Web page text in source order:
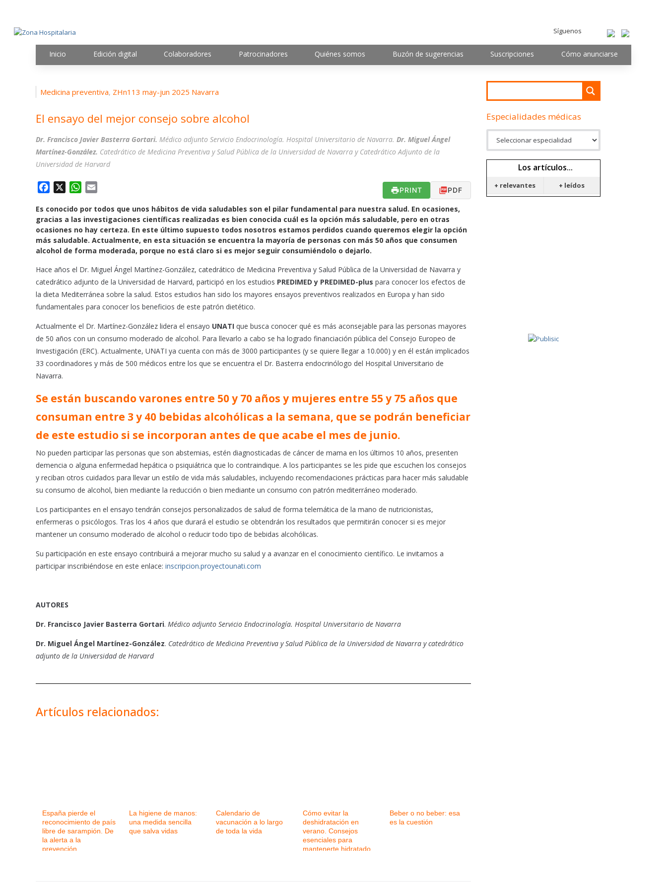
Síguenos
Inicio Edición digital Colaboradores Patrocinadores Quiénes somos Buzón de sugerencias Suscripciones Cómo anunciarse
Medicina preventiva, ZHn113 may-jun 2025 Navarra
El ensayo del mejor consejo sobre alcohol
Dr. Francisco Javier Basterra Gortari. Médico adjunto Servicio Endocrinología. Hospital Universitario de Navarra. Dr. Miguel Ángel
Martínez-González. Catedrático de Medicina Preventiva y Salud Pública de la Universidad de Navarra y Catedrático Adjunto de la
Universidad de Harvard
c
e
b
o
k
W
a
t
s
A
p
a
i
PRINT PDF
Es conocido por todos que unos hábitos de vida saludables son el pilar fundamental para nuestra salud. En ocasiones,
gracias a las investigaciones científicas realizadas es bien conocida cuál es la opción más saludable, pero en otras
ocasiones no hay certeza. En este último supuesto todos nosotros estamos perdidos cuando queremos elegir la opción
más saludable. Actualmente, en esta situación se encuentra la mayoría de personas con más 50 años que consumen
alcohol de forma moderada, porque no está claro si es mejor seguir consumiéndolo o dejarlo.
Hace años el Dr. Miguel Ángel Martínez-González, catedrático de Medicina Preventiva y Salud Pública de la Universidad de Navarra y
catedrático adjunto de la Universidad de Harvard, participó en los estudios PREDIMED y PREDIMED-plus para conocer los efectos de
la dieta Mediterránea sobre la salud. Estos estudios han sido los mayores ensayos preventivos realizados en Europa y han sido
fundamentales para conocer los beneficios de este patrón dietético.
Actualmente el Dr. Martínez-González lidera el ensayo UNATI que busca conocer qué es más aconsejable para las personas mayores
de 50 años con un consumo moderado de alcohol. Para llevarlo a cabo se ha logrado financiación pública del Consejo Europeo de
Investigación (ERC). Actualmente, UNATI ya cuenta con más de 3000 participantes (y se quiere llegar a 10.000) y en él están implicados
33 coordinadores y más de 500 médicos entre los que se encuentra el Dr. Basterra endocrinólogo del Hospital Universitario de
Navarra.
Se están buscando varones entre 50 y 70 años y mujeres entre 55 y 75 años que
consuman entre 3 y 40 bebidas alcohólicas a la semana, que se podrán beneficiar
de este estudio si se incorporan antes de que acabe el mes de junio.
No pueden participar las personas que son abstemias, estén diagnosticadas de cáncer de mama en los últimos 10 años, presenten
demencia o alguna enfermedad hepática o psiquiátrica que lo contraindique. A los participantes se les pide que escuchen los consejos
y reciban otros cuidados para llevar un estilo de vida más saludables, incluyendo recomendaciones prácticas para hacer más saludable
su consumo de alcohol, bien mediante la reducción o bien mediante un consumo con patrón mediterráneo moderado.
Los participantes en el ensayo tendrán consejos personalizados de salud de forma telemática de la mano de nutricionistas,
enfermeras o psicólogos. Tras los 4 años que durará el estudio se obtendrán los resultados que permitirán conocer si es mejor
mantener un consumo moderado de alcohol o reducir todo tipo de bebidas alcohólicas.
Su participación en este ensayo contribuirá a mejorar mucho su salud y a avanzar en el conocimiento científico. Le invitamos a
participar inscribiéndose en este enlace: inscripcion.proyectounati.com
AUTORES
Dr. Francisco Javier Basterra Gortari. Médico adjunto Servicio Endocrinología. Hospital Universitario de Navarra
Dr. Miguel Ángel Martínez-González. Catedrático de Medicina Preventiva y Salud Pública de la Universidad de Navarra y catedrático
adjunto de la Universidad de Harvard
Artículos relacionados:
España pierde el
reconocimiento de país
libre de sarampión. De
la alerta a la
prevención
La higiene de manos:
una medida sencilla
que salva vidas
Calendario de
vacunación a lo largo
de toda la vida
Cómo evitar la
deshidratación en
verano. Consejos
esenciales para
mantenerte hidratado
Beber o no beber: esa
es la cuestión
Especialidades médicas
Los artículos...
+ relevantes + leídos